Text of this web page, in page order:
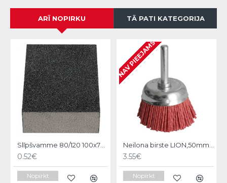
ARĪ NOPIRKU TĀ PATI KATEGORIJA
0.52€
Nopirkt
NAV PIEEJAMS
3.55€
Nopirkt